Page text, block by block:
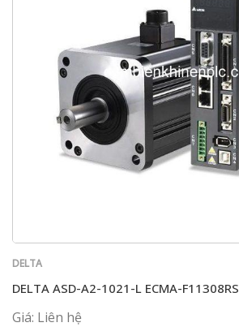
DELTA
DELTA ASD-A2-1021-L ECMA-F11308RS
Giá: Liên hệ